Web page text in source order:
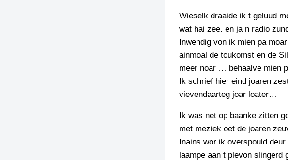
Wieselk draaide ik t geluud
wat hai zee, en ja n radio
Inwendig von ik mien pa
ainmoal de toukomst en de
meer noar … behaalve mien
Ik schrief hier eind joaren
vievendaarteg joar loater…
Ik was net op baanke zitten
met meziek oet de joaren
Inains wor ik overspould
laampe aan t plevon slingerd